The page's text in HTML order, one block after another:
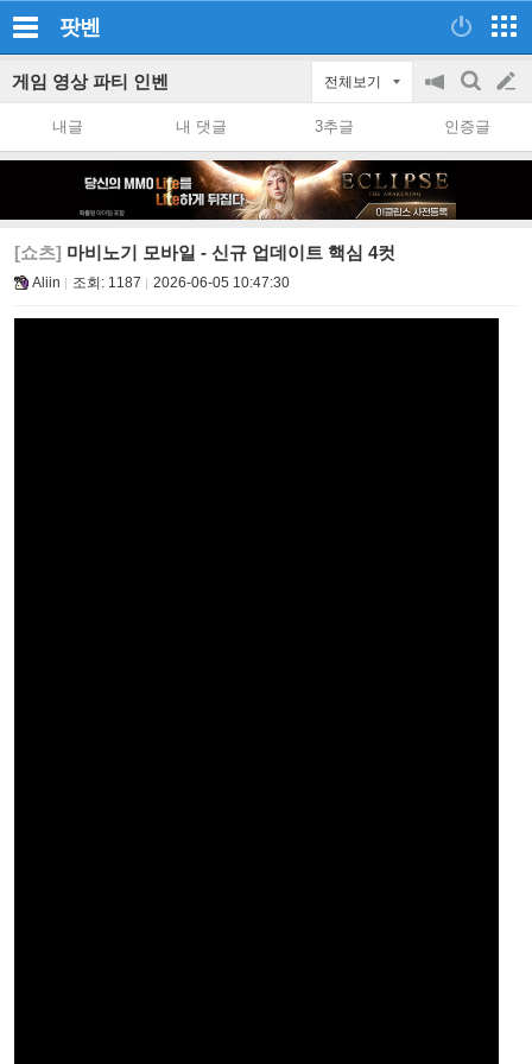
팟벤
게임 영상 파티 인벤 전체보기
공
on/off
검
색
글
쓰
내글 내 댓글 3추글 인증글
[쇼츠] 마비노기 모바일 - 신규 업데이트 핵심 4컷
Aliin 조회: 1187 2026-06-05 10:47:30